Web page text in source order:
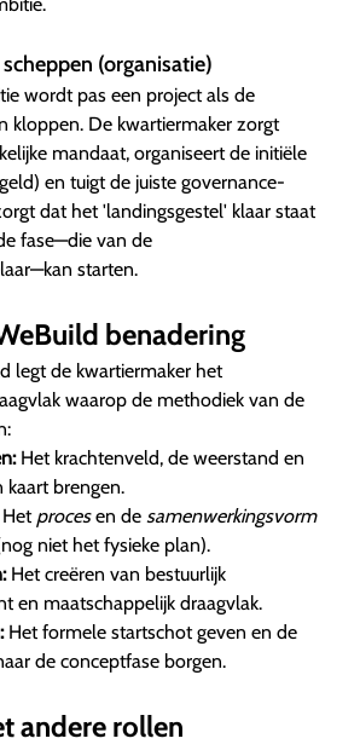
(organisatie)
wordt pas een project als de
kloppen. De kwartiermaker zorgt
mandaat, organiseert de initiële
en tuigt de juiste governance-
dat het 'landingsgestel' klaar staat
fase—die van de
starten.
benadering
legt de kwartiermaker het
waarop de methodiek van de
Het krachtenveld, de weerstand en
kaart brengen.
procesen de samenwerkingsvorm
niet het fysieke plan).
Het creëren van bestuurlijk
en maatschappelijk draagvlak.
Het formele startschot geven en de
de conceptfase borgen.
andere rollen